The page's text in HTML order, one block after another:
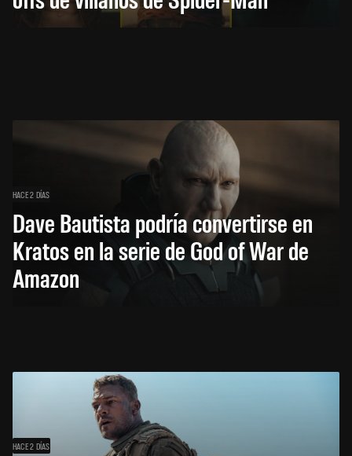
HACE 2 DÍAS
Dave Bautista podría convertirse en
Kratos en la serie de God of War de
Amazon
HACE 2 DÍAS